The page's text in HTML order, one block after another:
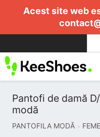
Acest site web
Pantofi de damă
modă
PANTOFILA MODĂ